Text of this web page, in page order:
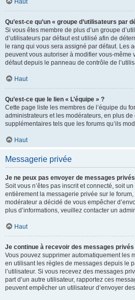
Haut
Qu’est-ce qu’un « groupe d’utilisateurs par
Si vous êtes membre de plus d’un groupe
d’utilisateurs par défaut est utilisé afin de
le rang qui vous sera assigné par défaut. Les
peuvent vous autoriser à modifier vous-même
défaut depuis le panneau de contrôle de
Haut
Qu’est-ce que le lien « L’équipe » ?
Cette page liste les membres de l’équipe du
administrateurs et les modérateurs, en plus
supplémentaires tels que les forums qu’ils
Haut
Messagerie privée
Je ne peux pas envoyer de messages
Soit vous n’êtes pas inscrit et connecté, soit
entièrement la messagerie privée sur le
modérateur a décidé de vous empêcher
plus d’informations, veuillez contacter un
Haut
Je continue à recevoir des messages
Vous pouvez supprimer automatiquement les
en utilisant les règles de messages depuis le
l’utilisateur. Si vous recevez des messages
part d’un autre utilisateur, rapportez ces
peuvent empêcher un utilisateur d’envoyer